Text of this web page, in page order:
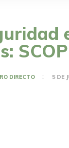
SCOP
DIRECTO 5 DE